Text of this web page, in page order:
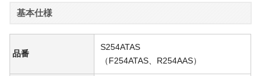
基本仕様
品番
S254ATAS
（F254ATAS、R254AAS）